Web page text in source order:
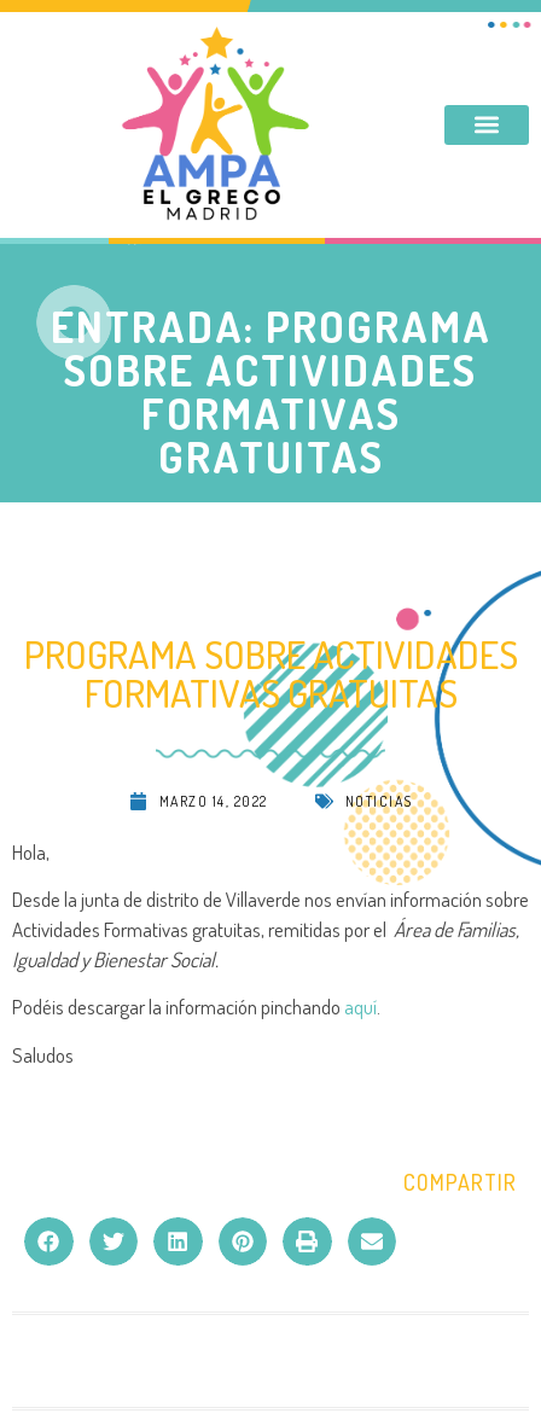
ENTRADA: PROGRAMA
SOBRE ACTIVIDADES
FORMATIVAS
GRATUITAS
PROGRAMA SOBRE ACTIVIDADES
FORMATIVAS GRATUITAS
MARZO 14, 2022 NOTICIAS
Hola,
Desde la junta de distrito de Villaverde nos envían información sobre
Actividades Formativas gratuitas, remitidas por el Área de Familias,
Igualdad y Bienestar Social.
Podéis descargar la información pinchando aquí.
Saludos
COMPARTIR